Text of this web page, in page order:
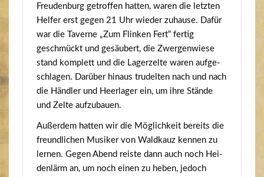
Freu­den­burg getrof­fen hat­ten, waren die letz­ten
Hel­fer erst gegen 21 Uhr wie­der zuhau­se. Dafür
war die Taver­ne „Zum Flin­ken Fert“ fer­tig
geschmückt und gesäu­bert, die Zwer­gen­wie­se
stand kom­plett und die Lager­zel­te waren auf­ge­
schla­gen. Dar­über hin­aus tru­del­ten nach und nach
die Händ­ler und Heer­la­ger ein, um ihre Stän­de
und Zel­te aufzubauen.
Außer­dem hat­ten wir die Mög­lich­keit bereits die
freund­li­chen Musi­ker von Wald­kauz ken­nen zu
ler­nen. Gegen Abend reis­te dann auch noch Hei­
den­lärm an, um noch einen zu heben, jedoch